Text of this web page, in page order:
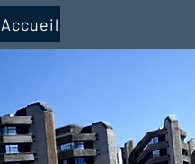
Accueil